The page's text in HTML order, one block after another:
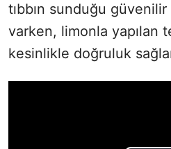
tıbbın sunduğu
varken, limonla yapılan
kesinlikle doğruluk